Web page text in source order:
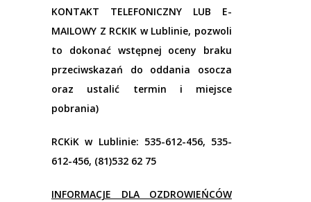
KONTAKT TELEFONICZNY LUB E-
MAILOWY Z RCKIK w Lublinie, pozwoli
to dokonać wstępnej oceny braku
przeciwskazań do oddania osocza
oraz ustalić termin i miejsce
pobrania)
RCKiK w Lublinie: 535-612-456, 535-
612-456, (81)532 62 75
INFORMACJE DLA OZDROWIEŃCÓW